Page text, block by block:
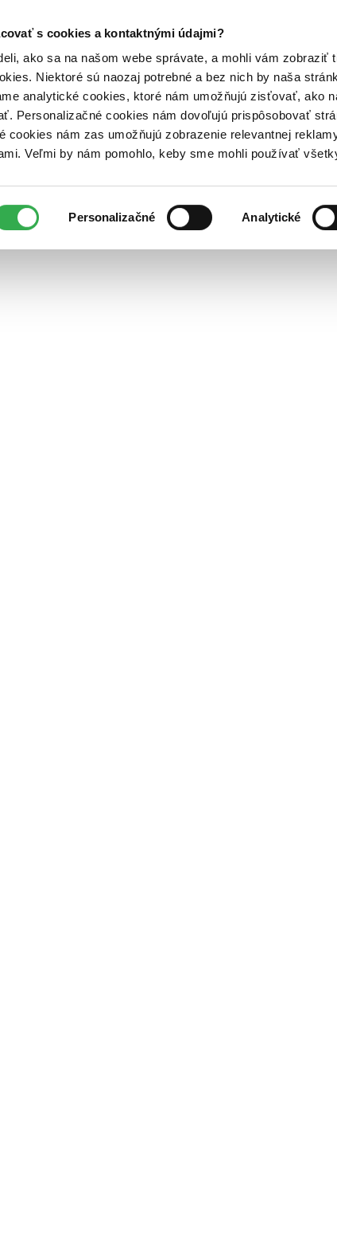
s cookies a kontaktnými údajmi?
ako sa na našom webe správate, a mohli vám zobraziť
Niektoré sú naozaj potrebné a bez nich by naša
analytické cookies, ktoré nám umožňujú zisťovať, ako
Personalizačné cookies nám dovoľujú prispôsobovať
cookies nám zas umožňujú zobrazenie relevantnej
Veľmi by nám pomohlo, keby sme mohli používať
Personalizačné Analytické
Kontakt